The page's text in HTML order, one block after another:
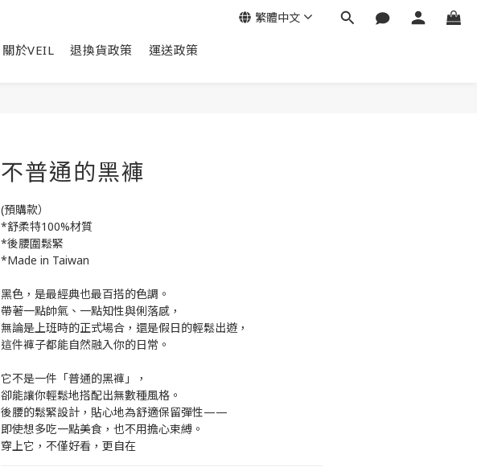
關於VEIL 退換貨政策 運送政策
繁體中文
不普通的黑褲
(預購款）
*舒柔特100%材質
*後腰圍鬆緊
*Made in Taiwan
黑色，是最經典也最百搭的色調。
帶著一點帥氣、一點知性與俐落感，
無論是上班時的正式場合，還是假日的輕鬆出遊，
這件褲子都能自然融入你的日常。
它不是一件「普通的黑褲」，
卻能讓你輕鬆地搭配出無數種風格。
後腰的鬆緊設計，貼心地為舒適保留彈性——
即使想多吃一點美食，也不用擔心束縛。
穿上它，不僅好看，更自在